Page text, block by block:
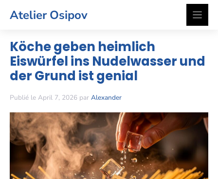
InhaltAtelier Osipov
Köche geben heimlich
Eiswürfel ins Nudelwasser und
der Grund ist genial
Publié le April 7, 2026 par Alexander